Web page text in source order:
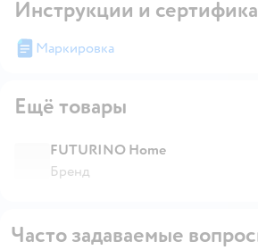
Инструкции и
Маркировка
Ещё товары
FUTURINO Home
Бренд
Часто задаваемые